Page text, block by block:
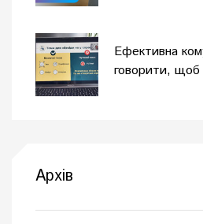
Ефективна
говорити, щоб
Архів